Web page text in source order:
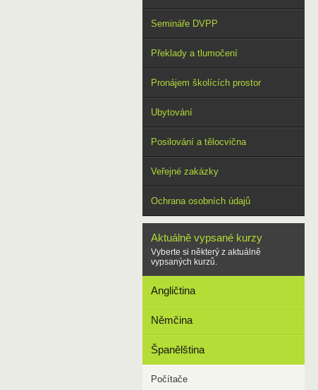
Semináře DVPP
Překlady a tlumočení
Pronájem školících prostor
Ubytování
Posilování a tělocvična
Veřejné zakázky
Ochrana osobních údajů
Aktuálně vypsané kurzy
Vyberte si některý z aktuálně
vypsaných kurzů.
Angličtina
Němčina
Španělština
Počítače